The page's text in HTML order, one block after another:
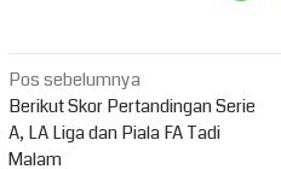
Navigasi
pos
Pos sebelumnya
Berikut Skor Pertandingan Serie
A, LA Liga dan Piala FA Tadi
Malam